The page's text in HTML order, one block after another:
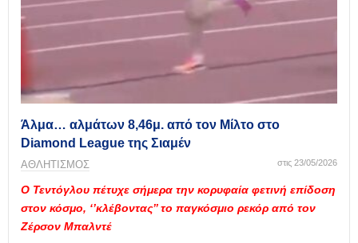
Άλμα… αλμάτων 8,46μ. από τον Μίλτο στο
Diamond League της Σιαμέν
ΑΘΛΗΤΙΣΜΟΣ στις 23/05/2026
Ο Τεντόγλου πέτυχε σήμερα την κορυφαία φετινή επίδοση
στον κόσμο, ‘’κλέβοντας’’ το παγκόσμιο ρεκόρ από τον
Ζέρσον Μπαλντέ